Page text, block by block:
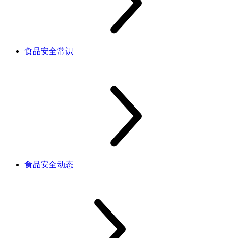
食品安全常识
食品安全动态